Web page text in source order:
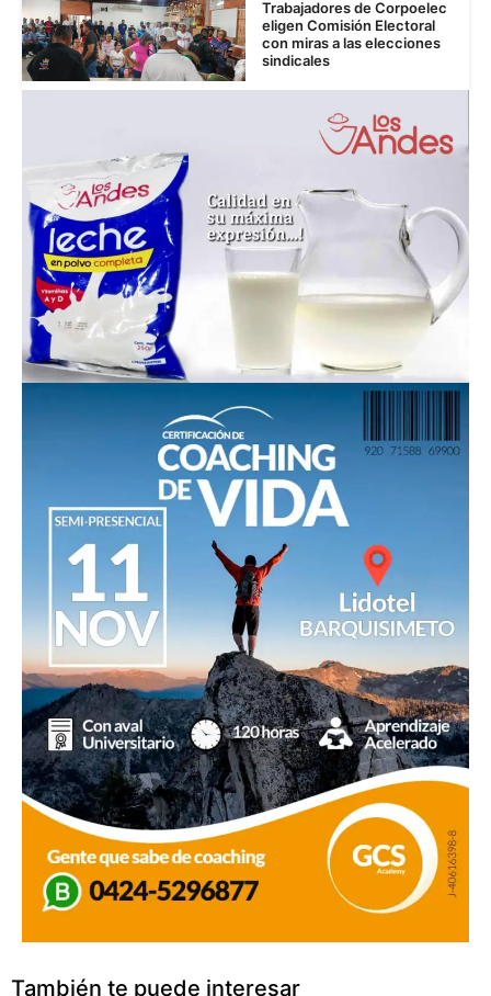
Trabajadores de Corpoelec
eligen Comisión Electoral
con miras a las elecciones
sindicales
También te puede interesar